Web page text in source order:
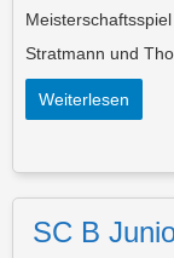
Stratmann und
Weiterlesen
SC B